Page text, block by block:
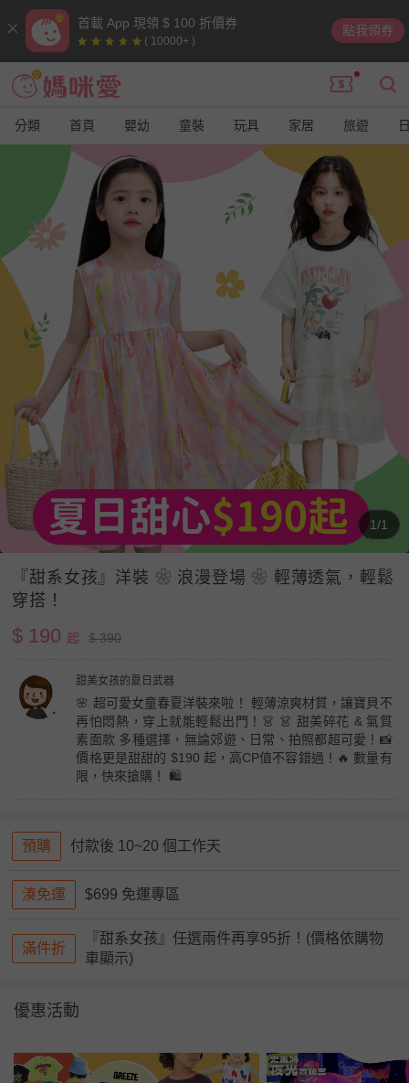
首載 App 現領 $ 100 折價券
( 10000+ )
點我領券
分類 首頁 嬰幼 童裝 玩具 家居 旅遊
1/1
『甜系女孩』洋裝 ❀ 浪漫登場 ❀ 輕薄透氣，輕鬆
穿搭！
$ 190 起 $ 390
甜美女孩的夏日武器
🌸 超可愛女童春夏洋裝來啦！ 輕薄涼爽材質，讓寶貝不
再怕悶熱，穿上就能輕鬆出門！👗 👗 甜美碎花 & 氣質
素面款 多種選擇，無論郊遊、日常、拍照都超可愛！📸
價格更是甜甜的 $190 起，高CP值不容錯過！🔥 數量有
限，快來搶購！ 🛍
預購 付款後 10~20 個工作天
湊免運 $699 免運專區
滿件折
『甜系女孩』任選兩件再享95折！(價格依購物
車顯示)
優惠活動